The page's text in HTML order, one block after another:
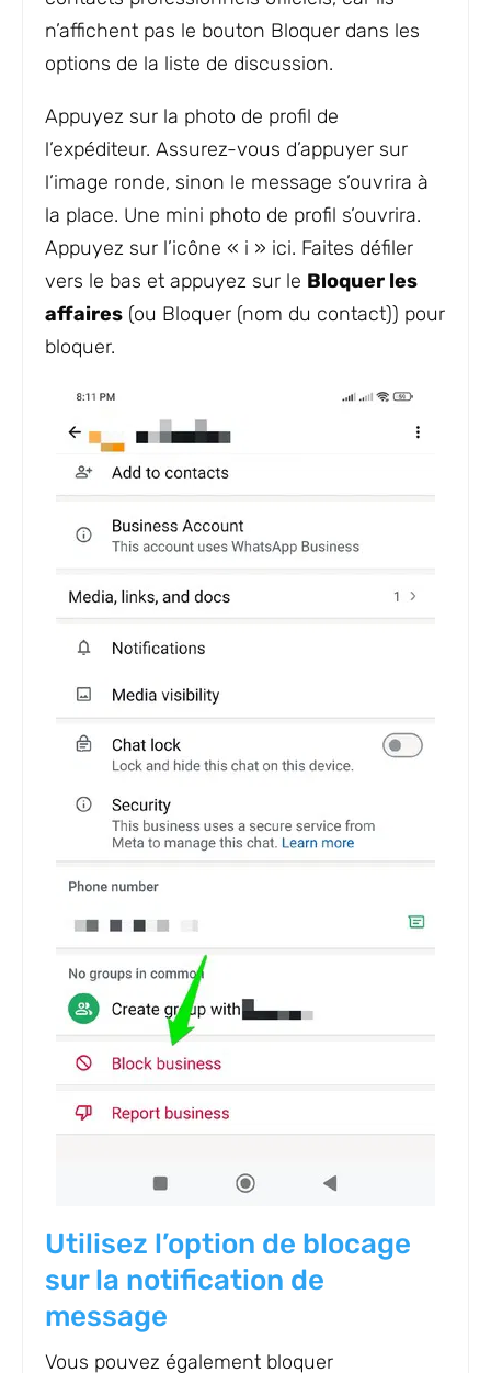
n’affichent pas le bouton Bloquer dans les
options de la liste de discussion.
Appuyez sur la photo de profil de
l’expéditeur. Assurez-vous d’appuyer sur
l’image ronde, sinon le message s’ouvrira à
la place. Une mini photo de profil s’ouvrira.
Appuyez sur l’icône « i » ici. Faites défiler
vers le bas et appuyez sur le Bloquer les
affaires (ou Bloquer (nom du contact)) pour
bloquer.
Utilisez l’option de blocage
sur la notification de
message
Vous pouvez également bloquer